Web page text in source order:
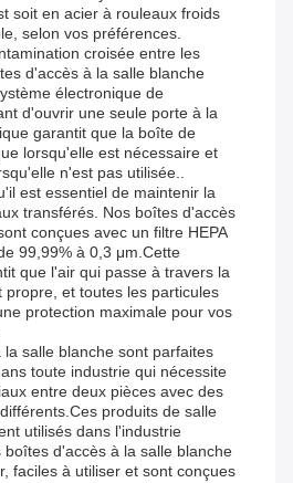
soit en acier à rouleaux froids
selon vos préférences.
croisée entre les
d'accès à la salle blanche
électronique de
d'ouvrir une seule porte à la
garantit que la boîte de
lorsqu'elle est nécessaire et
n'est pas utilisée..
est essentiel de maintenir la
transférés. Nos boîtes d'accès
conçues avec un filtre HEPA
99,99% à 0,3 μm.Cette
que l'air qui passe à travers la
propre, et toutes les particules
protection maximale pour vos
salle blanche sont parfaites
toute industrie qui nécessite
entre deux pièces avec des
produits de salle
utilisés dans l'industrie
boîtes d'accès à la salle blanche
faciles à utiliser et sont conçues